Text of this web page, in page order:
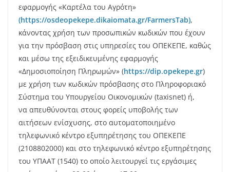
εφαρμογής «Καρτέλα του Αγρότη»
(https://osdeopekepe.dikaiomata.gr/FarmersTab),
κάνοντας χρήση των προσωπικών κωδικών που έχουν
για την πρόσβαση στις υπηρεσίες του ΟΠΕΚΕΠΕ, καθώς
και μέσω της εξειδικευμένης εφαρμογής
«Δημοσιοποίηση Πληρωμών» (https://dip.opekepe.gr)
με χρήση των κωδικών πρόσβασης στο Πληροφοριακό
Σύστημα του Υπουργείου Οικονομικών (taxisnet) ή,
να απευθύνονται στους φορείς υποβολής των
αιτήσεων ενίσχυσης, στο αυτοματοποιημένο
τηλεφωνικό κέντρο εξυπηρέτησης του ΟΠΕΚΕΠΕ
(2108802000) και στο τηλεφωνικό κέντρο εξυπηρέτησης
του ΥΠΑΑΤ (1540) το οποίο λειτουργεί τις εργάσιμες